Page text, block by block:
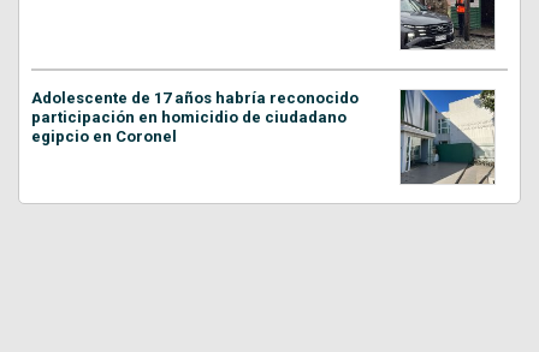
Adolescente de 17 años habría reconocido
participación en homicidio de ciudadano
egipcio en Coronel